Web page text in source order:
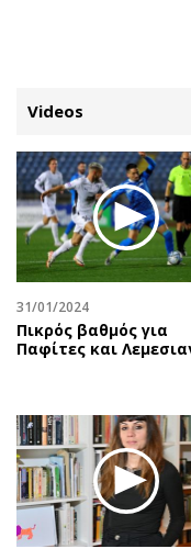
ΚΑΤΗΓΟΡΙΕΣ
Κύπρος
Παιδεία
Υγεία
Πολιτική
Βουλευτικές 2026
Προεδρικές 2023
Δημοσκοπήσεις
Διπλωματία
Αθλητισμός
Κύπρος
Videos
31/01/2024
Πικρός βαθμός για
Παφίτες και